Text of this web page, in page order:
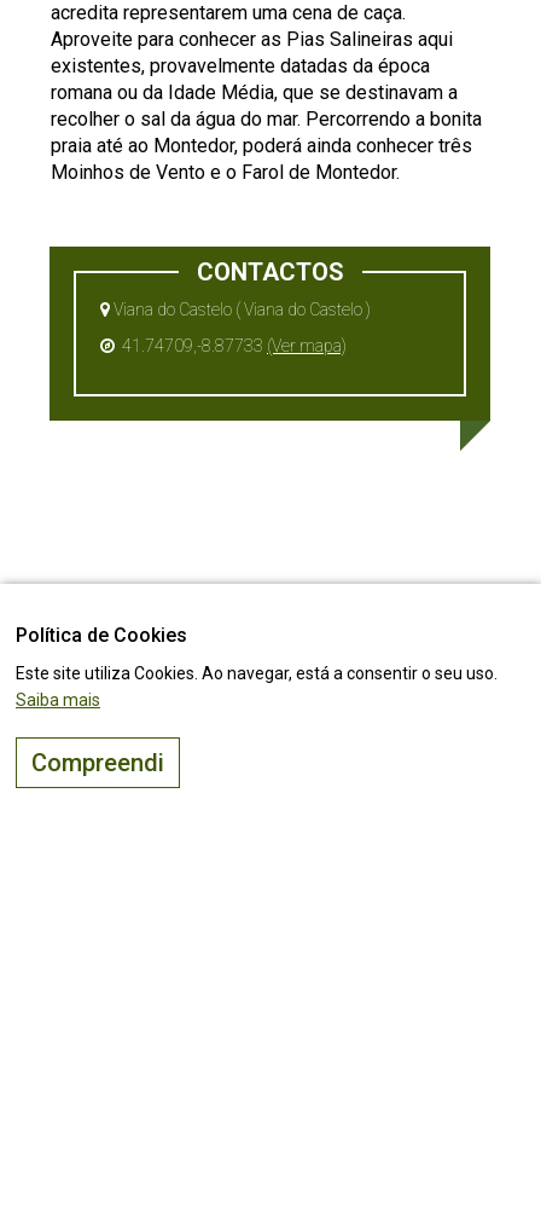
acredita representarem uma cena de caça.
Aproveite para conhecer as Pias Salineiras aqui
existentes, provavelmente datadas da época
romana ou da Idade Média, que se destinavam a
recolher o sal da água do mar. Percorrendo a bonita
praia até ao Montedor, poderá ainda conhecer três
Moinhos de Vento e o Farol de Montedor.
CONTACTOS
Viana do Castelo ( Viana do Castelo )
41.74709,-8.87733 (Ver mapa)
Política de Cookies
Este site utiliza Cookies. Ao navegar, está a consentir o seu uso.
Saiba mais
Compreendi